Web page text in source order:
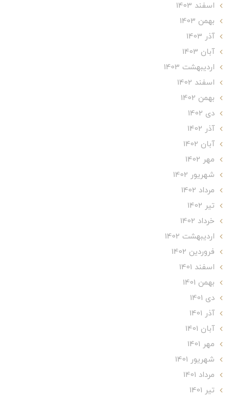
اسفند 1403
بهمن 1403
آذر 1403
آبان 1403
ارديبهشت 1403
اسفند 1402
بهمن 1402
دی 1402
آذر 1402
آبان 1402
مهر 1402
شهریور 1402
مرداد 1402
تير 1402
خرداد 1402
ارديبهشت 1402
فروردین 1402
اسفند 1401
بهمن 1401
دی 1401
آذر 1401
آبان 1401
مهر 1401
شهریور 1401
مرداد 1401
تير 1401